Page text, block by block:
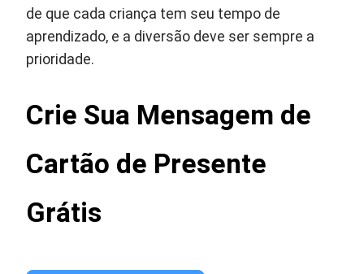
de que cada criança tem seu tempo de
aprendizado, e a diversão deve ser sempre a
prioridade.
Crie Sua Mensagem de
Cartão de Presente
Grátis